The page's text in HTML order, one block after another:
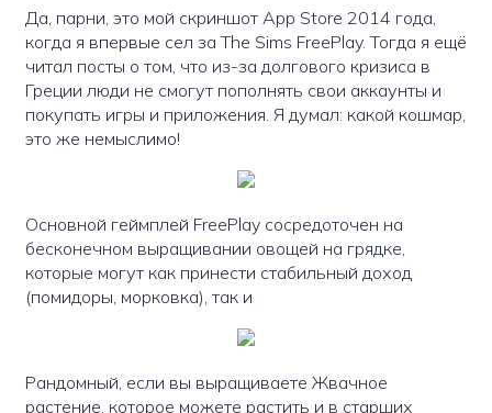
Да, парни, это мой скриншот App Store 2014 года,
когда я впервые сел за The Sims FreePlay. Тогда я ещё
читал посты о том, что из-за долгового кризиса в
Греции люди не смогут пополнять свои аккаунты и
покупать игры и приложения. Я думал: какой кошмар,
это же немыслимо!
Основной геймплей FreePlay сосредоточен на
бесконечном выращивании овощей на грядке,
которые могут как принести стабильный доход
(помидоры, морковка), так и
Рандомный, если вы выращиваете Жвачное
растение, которое можете растить и в старших